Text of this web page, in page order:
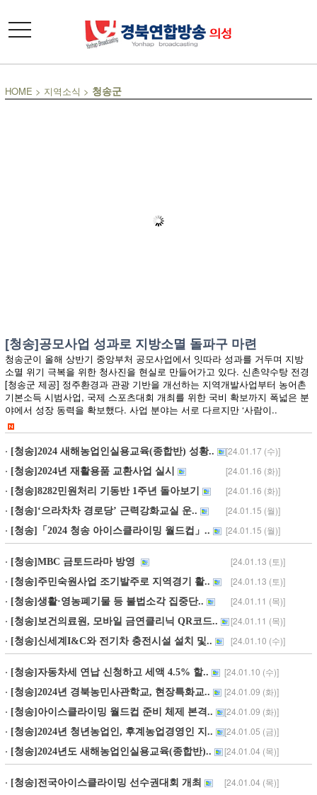
toggle
navigation
HOME > 지역소식 > 청송군
[청송]공모사업 성과로 지방소멸 돌파구 마련
청송군이 올해 상반기 중앙부처 공모사업에서 잇따라 성과를 거두며 지방
소멸 위기 극복을 위한 청사진을 현실로 만들어가고 있다. 신촌약수탕 전경
[청송군 제공] 정주환경과 관광 기반을 개선하는 지역개발사업부터 농어촌
기본소득 시범사업, 국제 스포츠대회 개최를 위한 국비 확보까지 폭넓은 분
야에서 성장 동력을 확보했다. 사업 분야는 서로 다르지만 ‘사람이..
[청송]2024 새해농업인실용교육(종합반) 성황.. [24.01.17 (수)]
[청송]2024년 재활용품 교환사업 실시 [24.01.16 (화)]
[청송]8282민원처리 기동반 1주년 돌아보기 [24.01.16 (화)]
[청송]‘으라차차 경로당’ 근력강화교실 운.. [24.01.15 (월)]
[청송]「2024 청송 아이스클라이밍 월드컵」.. [24.01.15 (월)]
[청송]MBC 금토드라마 방영 [24.01.13 (토)]
[청송]주민숙원사업 조기발주로 지역경기 활.. [24.01.13 (토)]
[청송]생활·영농폐기물 등 불법소각 집중단.. [24.01.11 (목)]
[청송]보건의료원, 모바일 금연클리닉 QR코드.. [24.01.11 (목)]
[청송]신세계I&C와 전기차 충전시설 설치 및.. [24.01.10 (수)]
[청송]자동차세 연납 신청하고 세액 4.5% 할.. [24.01.10 (수)]
[청송]2024년 경북농민사관학교, 현장특화교.. [24.01.09 (화)]
[청송]아이스클라이밍 월드컵 준비 체제 본격.. [24.01.09 (화)]
[청송]2024년 청년농업인, 후계농업경영인 지.. [24.01.05 (금)]
[청송]2024년도 새해농업인실용교육(종합반).. [24.01.04 (목)]
[청송]전국아이스클라이밍 선수권대회 개최 [24.01.04 (목)]